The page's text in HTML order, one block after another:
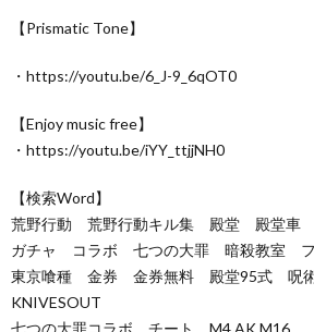
【Prismatic Tone】
・https://youtu.be/6_J-9_6qOT0
【Enjoy music free】
・https://youtu.be/iYY_ttjjNH0
【検索Word】
荒野行動 荒野行動キル集 殿堂 殿堂車
ガチャ コラボ 七つの大罪 暗殺教室 フ
東京喰種 金券 金券無料 殿堂95式 呪
KNIVESOUT
七つの大罪コラボ チート M4 AK M16